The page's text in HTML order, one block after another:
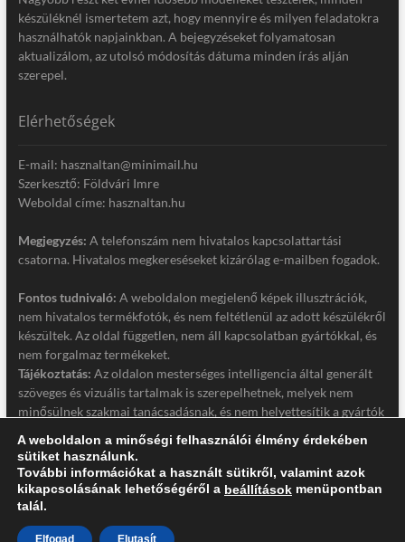
készüléknél ismertetem azt, hogy mennyire és milyen feladatokra
használhatók napjainkban. A bejegyzéseket folyamatosan
aktualizálom, az utolsó módosítás dátuma minden írás alján
szerepel.
Elérhetőségek
E-mail: hasznaltan@minimail.hu
Szerkesztő: Földvári Imre
Weboldal címe: hasznaltan.hu
Megjegyzés: A telefonszám nem hivatalos kapcsolattartási
csatorna. Hivatalos megkereséseket kizárólag e-mailben fogadok.
Fontos tudnivaló: A weboldalon megjelenő képek illusztrációk,
nem hivatalos termékfotók, és nem feltétlenül az adott készülékről
készültek. Az oldal független, nem áll kapcsolatban gyártókkal, és
nem forgalmaz termékeket.
Tájékoztatás: Az oldalon mesterséges intelligencia által generált
szöveges és vizuális tartalmak is szerepelhetnek, melyek nem
minősülnek szakmai tanácsadásnak, és nem helyettesítik a gyártók
Jogi nyilatkozat
Adatkezelési tájékoztató
A weboldalon a minőségi felhasználói élmény érdekében
sütiket használunk.
További információkat a használt sütikről, valamint azok
kikapcsolásának lehetőségéről a beállítások menüpontban
talál.
Elfogad Elutasít